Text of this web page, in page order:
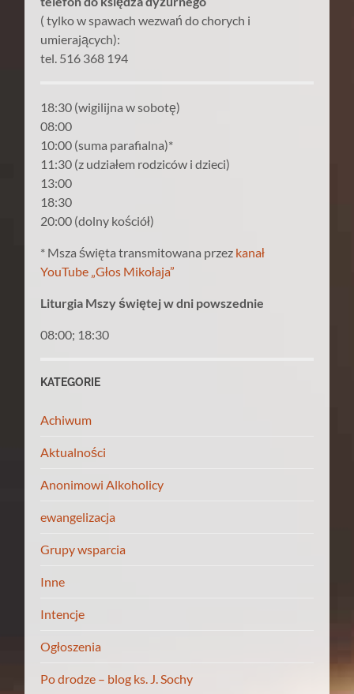
( tylko w spawach wezwań do chorych i
umierających):
tel. 516 368 194
18:30 (wigilijna w sobotę)
08:00
10:00 (suma parafialna)*
11:30 (z udziałem rodziców i dzieci)
13:00
18:30
20:00 (dolny kościół)
* Msza święta transmitowana przez kanał
YouTube „Głos Mikołaja”
Liturgia Mszy świętej w dni powszednie
08:00; 18:30
KATEGORIE
Achiwum
Aktualności
Anonimowi Alkoholicy
ewangelizacja
Grupy wsparcia
Inne
Intencje
Ogłoszenia
Po drodze – blog ks. J. Sochy